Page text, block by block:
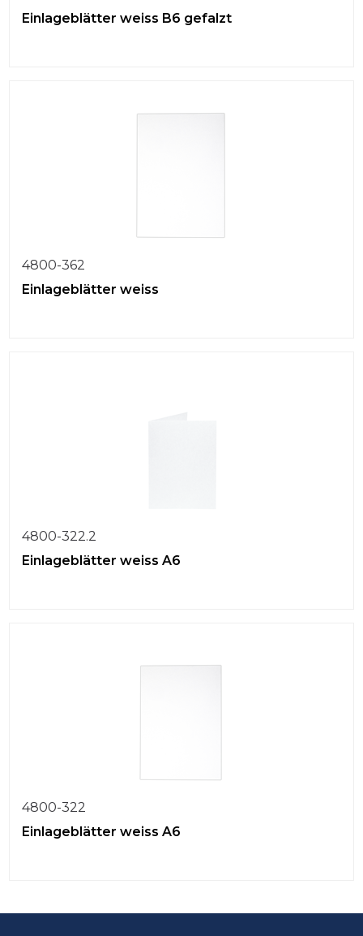
Einlageblätter weiss B6 gefalzt
4800-362
Einlageblätter weiss
4800-322.2
Einlageblätter weiss A6
4800-322
Einlageblätter weiss A6